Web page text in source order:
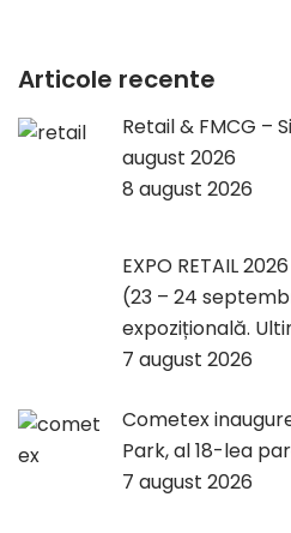
Articole recente
Retail & FMCG –
august 2026
8 august 2026
EXPO RETAIL
(23 – 24
expozițională.
7 august 2026
Cometex
Park, al 18-lea
7 august 2026